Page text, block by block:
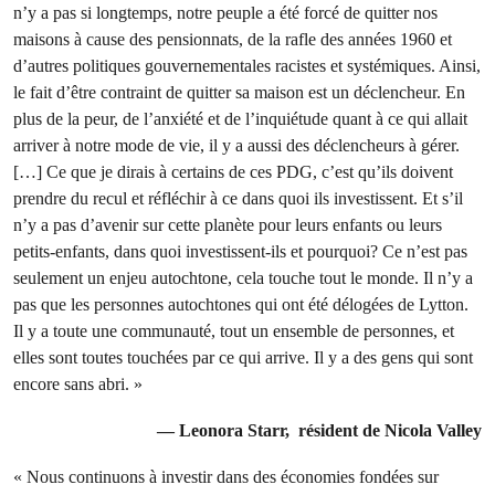
n’y a pas si longtemps, notre peuple a été forcé de quitter nos
maisons à cause des pensionnats, de la rafle des années 1960 et
d’autres politiques gouvernementales racistes et systémiques. Ainsi,
le fait d’être contraint de quitter sa maison est un déclencheur. En
plus de la peur, de l’anxiété et de l’inquiétude quant à ce qui allait
arriver à notre mode de vie, il y a aussi des déclencheurs à gérer.
[…] Ce que je dirais à certains de ces PDG, c’est qu’ils doivent
prendre du recul et réfléchir à ce dans quoi ils investissent. Et s’il
n’y a pas d’avenir sur cette planète pour leurs enfants ou leurs
petits-enfants, dans quoi investissent-ils et pourquoi? Ce n’est pas
seulement un enjeu autochtone, cela touche tout le monde. Il n’y a
pas que les personnes autochtones qui ont été délogées de Lytton.
Il y a toute une communauté, tout un ensemble de personnes, et
elles sont toutes touchées par ce qui arrive. Il y a des gens qui sont
encore sans abri. »
— Leonora Starr, résident de Nicola Valley
« Nous continuons à investir dans des économies fondées sur